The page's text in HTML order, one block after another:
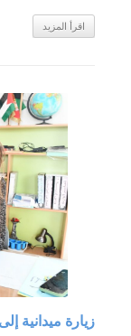
اقرأ المزيد
زيارة ميدانية